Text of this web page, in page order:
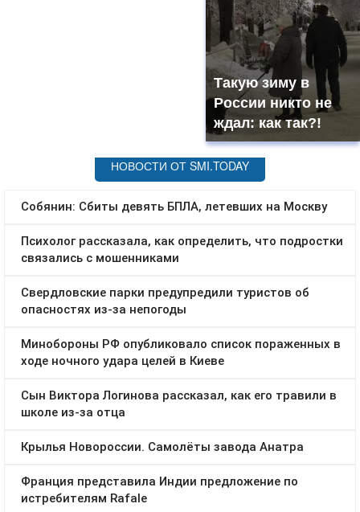
Такую зиму в
России никто не
ждал: как так?!